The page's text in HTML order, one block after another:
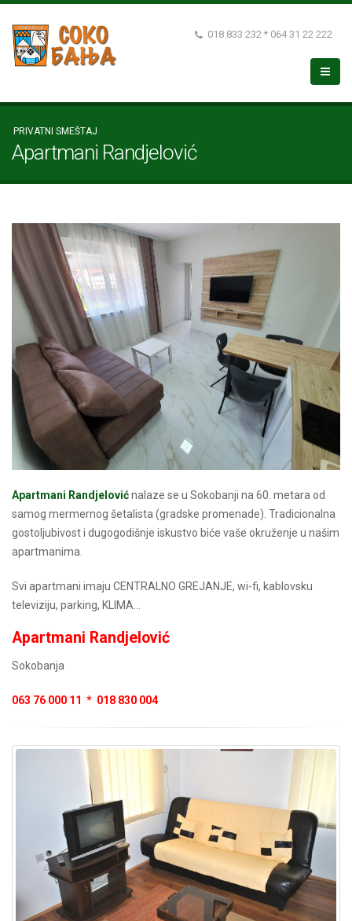
018 833 232 * 064 31 22 222
PRIVATNI SMEŠTAJ
Apartmani Randjelović
Apartmani Randjelovićnalaze se u Sokobanji na 60. metara od
samog mermernog šetalista (gradske promenade). Tradicionalna
gostoljubivost i dugogodišnje iskustvo biće vaše okruženje u našim
apartmanima.
Svi apartmani imaju CENTRALNO GREJANJE, wi-fi, kablovsku
televiziju, parking, KLIMA...
Apartmani Randjelović
Sokobanja
063 76 000 11 * 018 830 004